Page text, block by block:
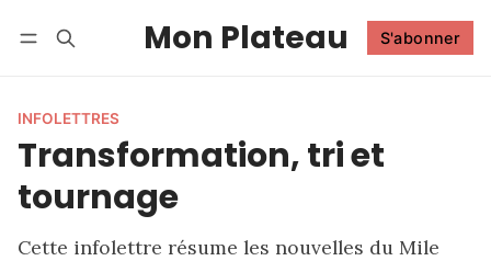
Mon Plateau S'abonner
INFOLETTRES
Transformation, tri et
tournage
Cette infolettre résume les nouvelles du Mile